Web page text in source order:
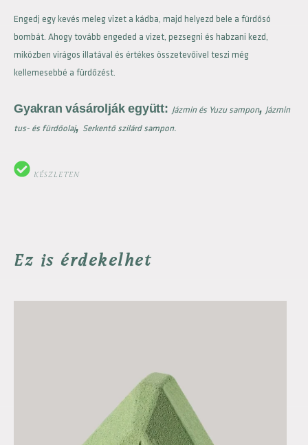
Engedj egy kevés meleg vizet a kádba, majd helyezd bele a fürdősó
bombát. Ahogy tovább engeded a vizet, pezsegni és habzani kezd,
miközben virágos illatával és értékes összetevőivel teszi még
kellemesebbé a fürdőzést.
Gyakran vásárolják együtt: Jázmin és Yuzu sampon, Jázmin
tus- és fürdőolaj, Serkentő szilárd sampon.
KÉSZLETEN
Ez is érdekelhet